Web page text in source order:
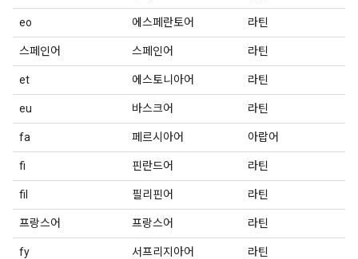
eo 에스페란토어 라틴
스페인어 스페인어 라틴
et 에스토니아어 라틴
eu 바스크어 라틴
fa 페르시아어 아랍어
fi 핀란드어 라틴
fil 필리핀어 라틴
프랑스어 프랑스어 라틴
fy 서프리지아어 라틴